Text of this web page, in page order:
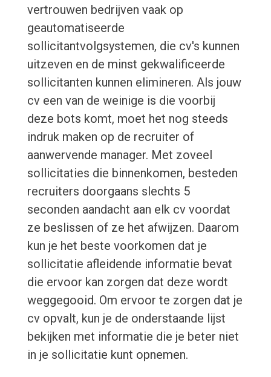
vertrouwen bedrijven vaak op
geautomatiseerde
sollicitantvolgsystemen, die cv's kunnen
uitzeven en de minst gekwalificeerde
sollicitanten kunnen elimineren. Als jouw
cv een van de weinige is die voorbij
deze bots komt, moet het nog steeds
indruk maken op de recruiter of
aanwervende manager. Met zoveel
sollicitaties die binnenkomen, besteden
recruiters doorgaans slechts 5
seconden aandacht aan elk cv voordat
ze beslissen of ze het afwijzen. Daarom
kun je het beste voorkomen dat je
sollicitatie afleidende informatie bevat
die ervoor kan zorgen dat deze wordt
weggegooid. Om ervoor te zorgen dat je
cv opvalt, kun je de onderstaande lijst
bekijken met informatie die je beter niet
in je sollicitatie kunt opnemen.